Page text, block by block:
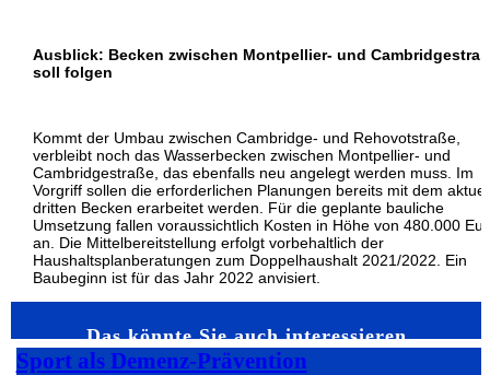
Ausblick: Becken zwischen Montpellier- und
soll folgen
Kommt der Umbau zwischen Cambridge- und Rehovotstraße,
verbleibt noch das Wasserbecken zwischen Montpellier- und
Cambridgestraße, das ebenfalls neu angelegt werden muss. Im
Vorgriff sollen die erforderlichen Planungen bereits mit dem
dritten Becken erarbeitet werden. Für die geplante bauliche
Umsetzung fallen voraussichtlich Kosten in Höhe von 480.000
an. Die Mittelbereitstellung erfolgt vorbehaltlich der
Haushaltsplanberatungen zum Doppelhaushalt 2021/2022. Ein
Baubeginn ist für das Jahr 2022 anvisiert.
Das könnte Sie auch interessieren…
Sport als Demenz-Prävention